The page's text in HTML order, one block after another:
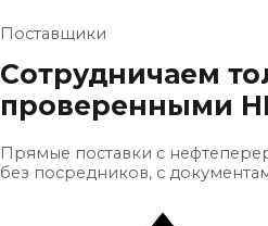
Поставщики
Сотрудничаем
проверенными
Прямые поставки с
без посредников, с